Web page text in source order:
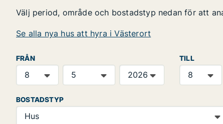
Välj period, område och bostadstyp nedan för att
Se alla nya hus att hyra i Västerort
FRÅN TILL
BOSTADSTYP
Hus